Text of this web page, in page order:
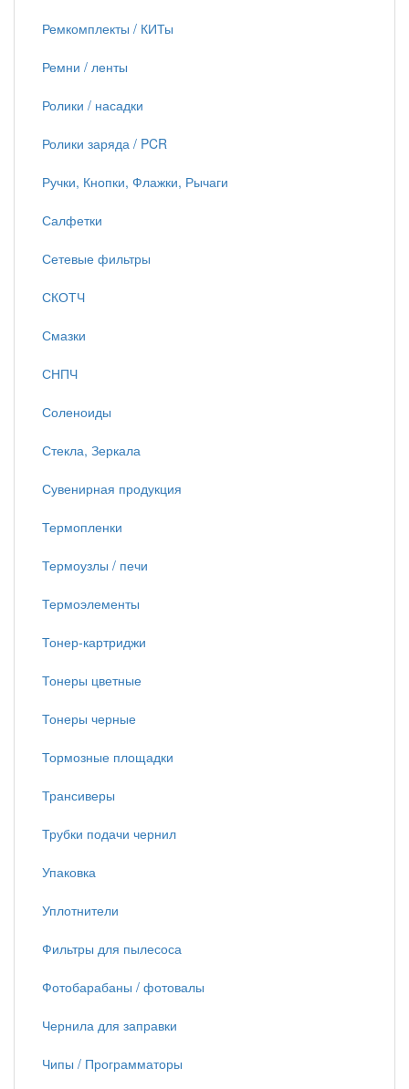
Ремкомплекты / КИТы
Ремни / ленты
Ролики / насадки
Ролики заряда / PCR
Ручки, Кнопки, Флажки, Рычаги
Салфетки
Сетевые фильтры
СКОТЧ
Смазки
СНПЧ
Соленоиды
Стекла, Зеркала
Сувенирная продукция
Термопленки
Термоузлы / печи
Термоэлементы
Тонер-картриджи
Тонеры цветные
Тонеры черные
Тормозные площадки
Трансиверы
Трубки подачи чернил
Упаковка
Уплотнители
Фильтры для пылесоса
Фотобарабаны / фотовалы
Чернила для заправки
Чипы / Программаторы